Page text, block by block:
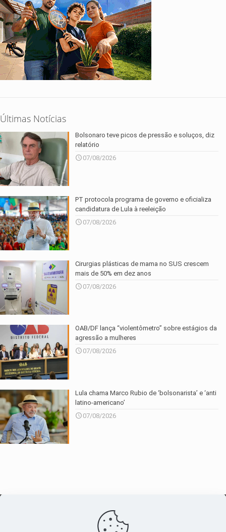
Últimas Notícias
Bolsonaro teve picos de pressão e soluços, diz
relatório
07/08/2026
PT protocola programa de governo e oficializa
candidatura de Lula à reeleição
07/08/2026
Cirurgias plásticas de mama no SUS crescem
mais de 50% em dez anos
07/08/2026
OAB/DF lança “violentômetro” sobre estágios da
agressão a mulheres
07/08/2026
Lula chama Marco Rubio de ‘bolsonarista’ e ‘anti
latino-americano’
07/08/2026
canal de notícias